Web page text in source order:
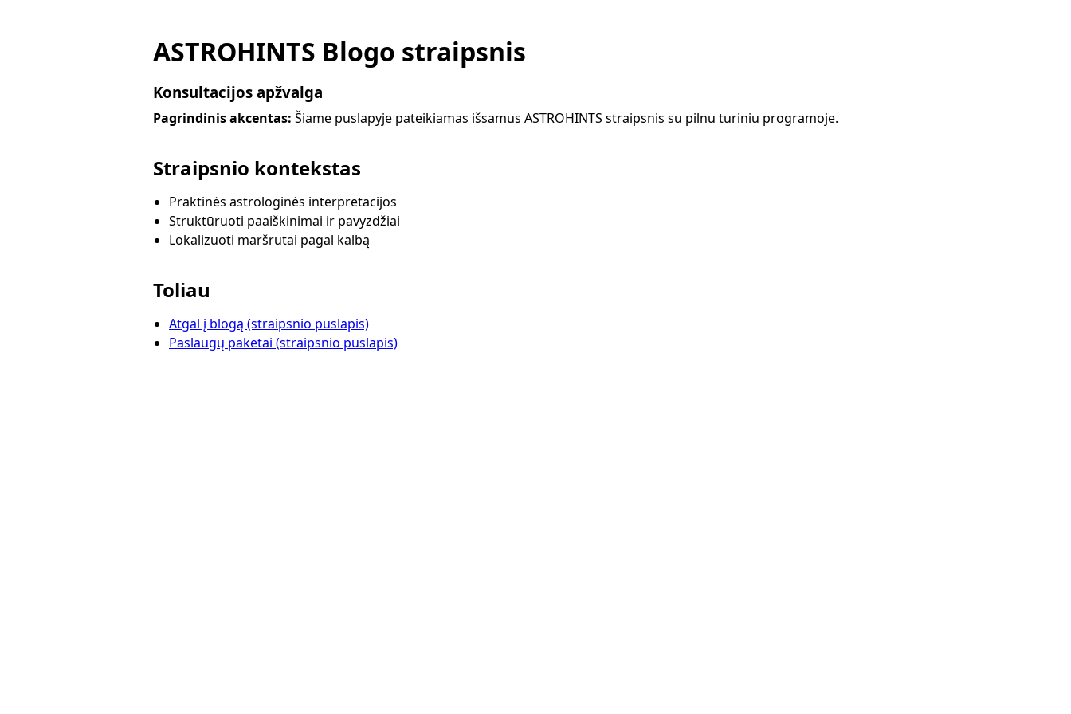
ASTROHINTS Blogo straipsnis
Konsultacijos apžvalga
Pagrindinis akcentas: Šiame puslapyje pateikiamas išsamus ASTROHINTS straipsnis su pilnu turiniu programoje.
Straipsnio kontekstas
Praktinės astrologinės interpretacijos
Struktūruoti paaiškinimai ir pavyzdžiai
Lokalizuoti maršrutai pagal kalbą
Toliau
Atgal į blogą (straipsnio puslapis)
Paslaugų paketai (straipsnio puslapis)